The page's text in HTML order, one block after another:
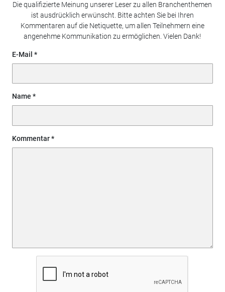
Die qualifizierte Meinung unserer Leser zu allen Branchenthemen
ist ausdrücklich erwünscht. Bitte achten Sie bei Ihren
Kommentaren auf die Netiquette, um allen Teilnehmern eine
angenehme Kommunikation zu ermöglichen. Vielen Dank!
E-Mail
Name
Kommentar